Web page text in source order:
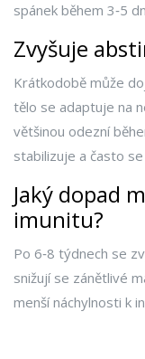
spánek během 3‑5
Zvyšuje
Krátkodobě může
tělo se adaptuje na
většinou odezní
stabilizuje a často
Jaký dopad
imunitu?
Po 6‑8 týdnech se
snižují se zánětlivé
menší náchylnosti k